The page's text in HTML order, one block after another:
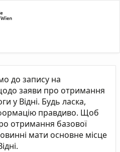
до запису на
заяви про отримання
у Відні. Будь ласка,
правдиво. Щоб
отримання базової
мати основне місце